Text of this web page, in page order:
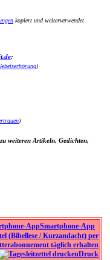
kopiert und weiterverwendet
:
)
)
zu weiteren Artikeln, Gedichten,
Smartphone-App
Druck